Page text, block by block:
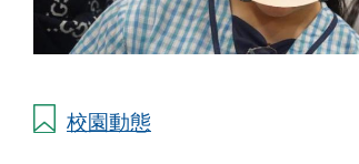
校園動態